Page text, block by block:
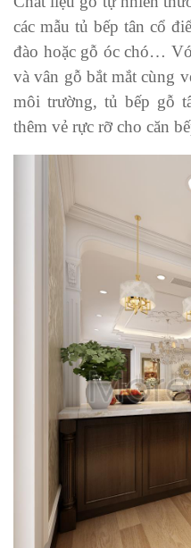
các mẫu tủ bếp tân cổ
đào hoặc gỗ óc chó…
và vân gỗ bắt mắt cùng
môi trường, tủ bếp gỗ
thêm vẻ rực rỡ cho căn